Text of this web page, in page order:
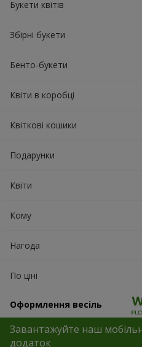
Букети квітів
Збірні букети
Бенто-букети
Квіти в коробці
Квіткові кошики
Подарунки
Квіти
Кому
Нагода
По ціні
Оформлення весіль
Завантажуйте наш
додаток